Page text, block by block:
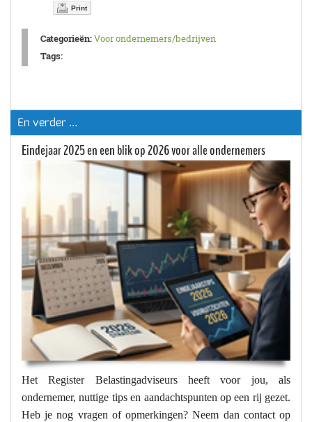
Print
Categorieën:Voor ondernemers/bedrijven
Tags:
En verder ...
Eindejaar 2025 en een blik op 2026 voor alle ondernemers
Het Register Belastingadviseurs heeft voor jou, als
ondernemer, nuttige tips en aandachtspunten op een rij gezet.
Heb je nog vragen of opmerkingen? Neem dan contact op